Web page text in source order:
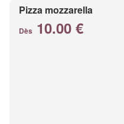
Pizza mozzarella
Dès 10.00 €